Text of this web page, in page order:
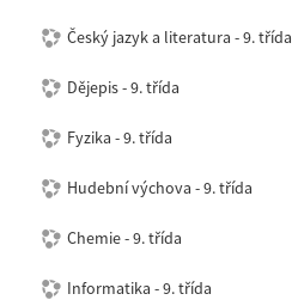
Český jazyk a literatura - 9. třída
Dějepis - 9. třída
Fyzika - 9. třída
Hudební výchova - 9. třída
Chemie - 9. třída
Informatika - 9. třída